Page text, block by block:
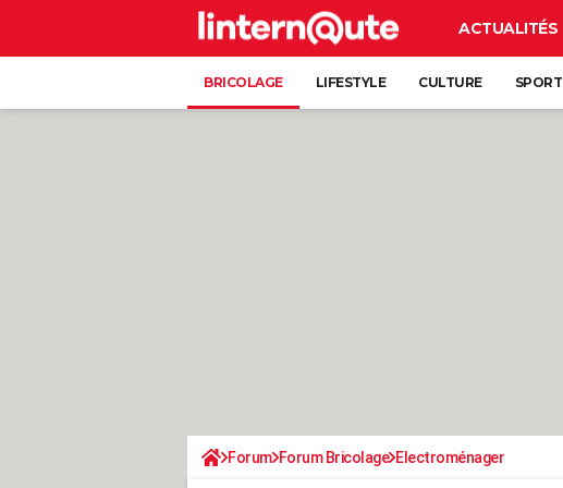
ACTUALITÉS
BRICOLAGE LIFESTYLE CULTURE SPORT
Forum Forum Bricolage Electroménager